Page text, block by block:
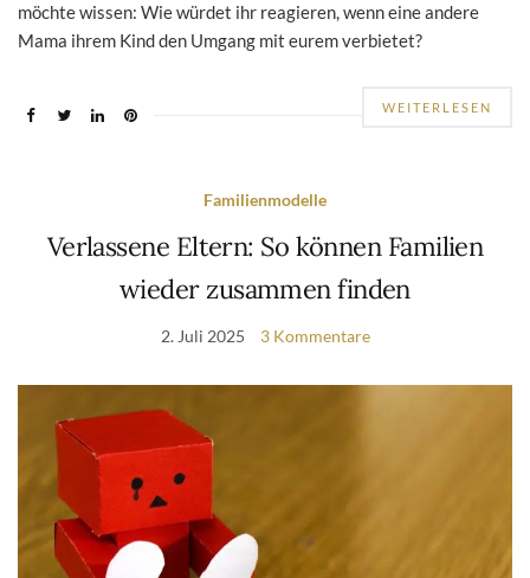
möchte wissen: Wie würdet ihr reagieren, wenn eine andere
Mama ihrem Kind den Umgang mit eurem verbietet?
WEITERLESEN
Familienmodelle
Verlassene Eltern: So können Familien
wieder zusammen finden
2. Juli 2025 3 Kommentare